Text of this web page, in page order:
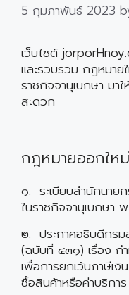
5 กุมภาพันธ์ 2023
เว็บไซต์
และรวบรวม กฎหมา
ราชกิจจานุเบกษา มา
สะดวก
กฎหมายออกให
๑. ระเบียบสำนักนาย
ในราชกิจจานุเบกษ
๒. ประกาศอธิบดีกรม
(ฉบับที่ ๔๓๑) เรื่อง ก
เพื่อการยกเว้นภาษีเงิ
ซื้อสินค้าหรือค่าบริกา